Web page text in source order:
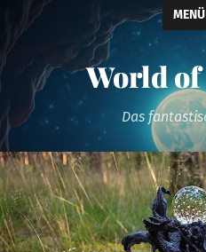
MENÜ
World of
Das